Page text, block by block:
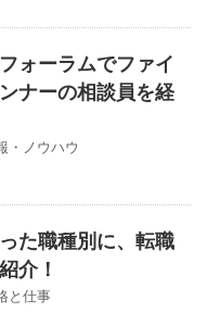
ォーラムでファイ
ナーの相談員を経
・ノウハウ
た職種別に、転職
介！
と仕事